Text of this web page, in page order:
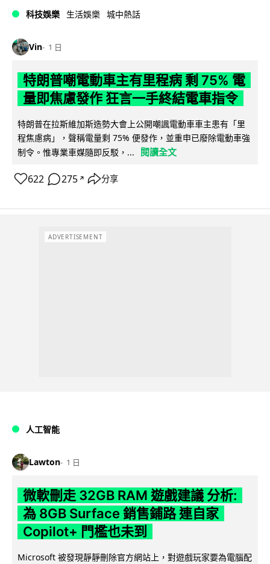
科技娛樂 生活娛樂 城中熱話
Vin 1 日
特朗普嘲電動車主有里程病 剩 75% 電
量即焦慮發作 狂言一手終結電車指令
特朗普在拉斯維加斯造勢大會上公開嘲諷電動車車主患有「里
程焦慮病」，聲稱電量剩 75% 便發作，並重申已廢除電動車強
制令。惟專業車媒隨即反駁，...
閱讀全文
622 275 ↗ 分享
ADVERTISEMENT
人工智能
Lawton 1 日
微軟刪走 32GB RAM 遊戲建議 分析:
為 8GB Surface 銷售鋪路 連自家
Copilot+ 門檻也未到
Microsoft 被發現靜靜刪除官方網站上，對遊戲玩家要為電腦配